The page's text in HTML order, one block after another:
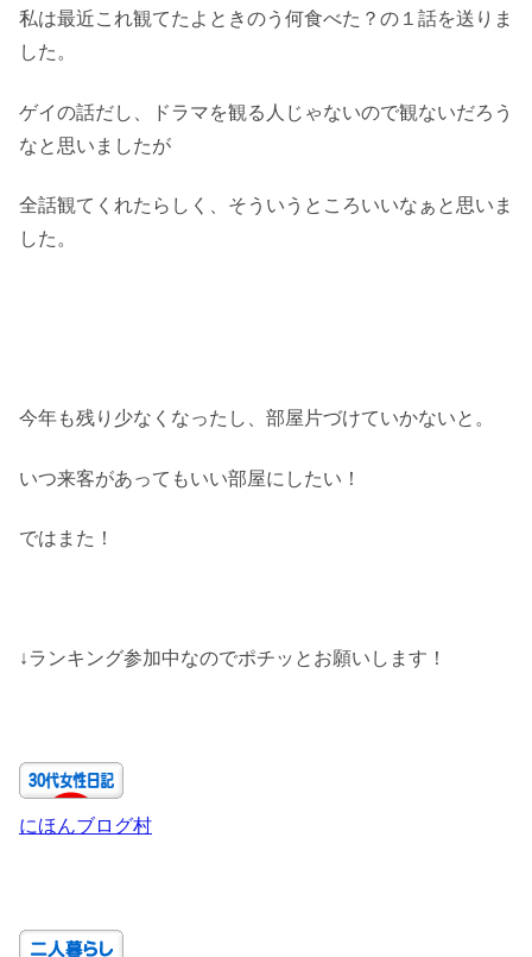
私は最近これ観てたよときのう何食べた？の１話を送りま
した。
ゲイの話だし、ドラマを観る人じゃないので観ないだろう
なと思いましたが
全話観てくれたらしく、そういうところいいなぁと思いま
した。
今年も残り少なくなったし、部屋片づけていかないと。
いつ来客があってもいい部屋にしたい！
ではまた！
↓ランキング参加中なのでポチッとお願いします！
にほんブログ村